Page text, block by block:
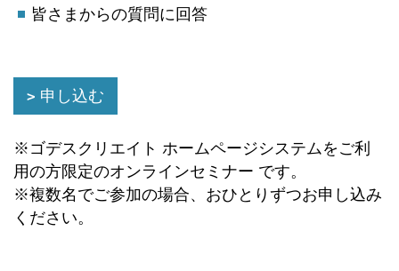
皆さまからの質問に回答
申し込む
※ゴデスクリエイト ホームページシステムをご利
用の方限定のオンラインセミナー です。
※複数名でご参加の場合、おひとりずつお申し込み
ください。